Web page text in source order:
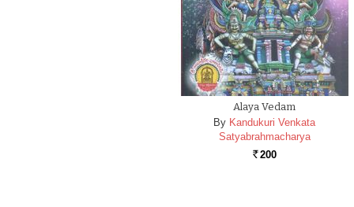
Alaya Vedam
By Kandukuri Venkata
Satyabrahmacharya
Rs. 200